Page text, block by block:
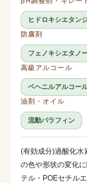
ヒドロキシエタン
防腐剤
フェノキシエタノ
高級アルコール
ベヘニルアルコー
油剤・オイル
流動パラフィン
(有効成分)過酸化水
の色や形状の変化
テル・POEセチル